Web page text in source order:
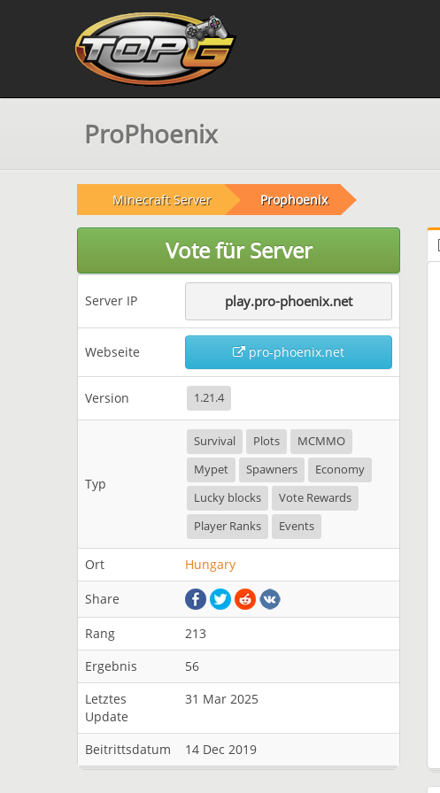
ProPhoenix
Minecraft Server Prophoenix
Vote für Server
Server IP play.pro-phoenix.net
Webseite pro-phoenix.net
Version 1.21.4
Typ
Survival Plots
MCMMO
Mypet
Spawners
Economy
Lucky blocks
Vote Rewards
Player Ranks
Events
Ort Hungary
Share
Rang
213
Ergebnis
56
Letztes
Update
31 Mar 2025
Beitrittsdatum 14 Dec 2019